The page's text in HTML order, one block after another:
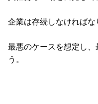
企業は存続しなければな
最悪のケースを想定し
う。